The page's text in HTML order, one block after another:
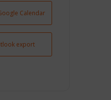
Calendar
export